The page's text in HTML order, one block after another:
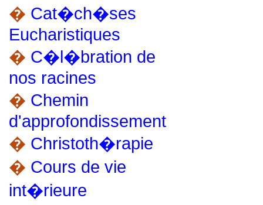
� Cat�ch�ses
Eucharistiques
� C�l�bration de
nos racines
� Chemin
d'approfondissement
� Christoth�rapie
� Cours de vie
int�rieure